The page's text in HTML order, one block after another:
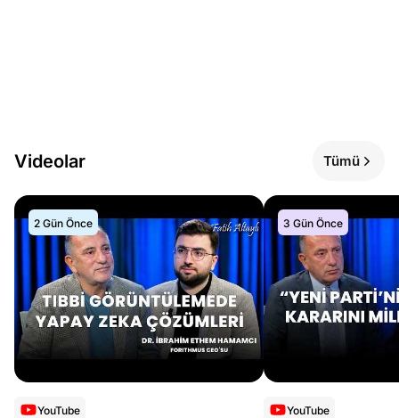
Videolar Tümü
2 Gün Önce
YouTube
3 Gün Önce
YouTube